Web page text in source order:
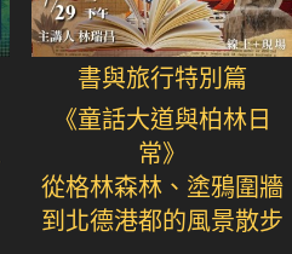
書與旅行特別篇
《童話大道與柏林日
常》
從格林森林、塗鴉圍牆
到北德港都的風景散步